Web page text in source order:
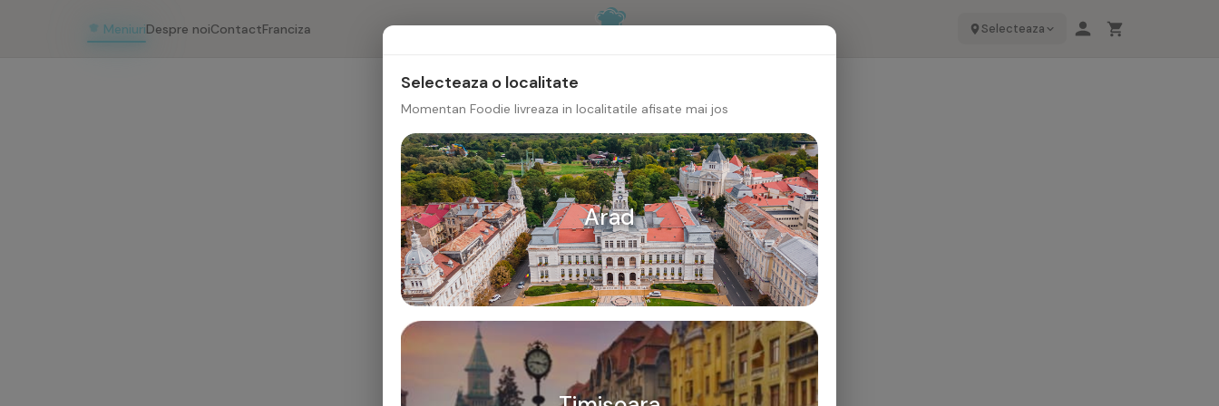
MeniuriDespre noiContactFranciza Selecteaza
Conecteaza-te
Introdu adresa de email pentru a continua
Adresa de email
Selecteaza o localitate
Momentan Foodie livreaza in localitatile afisate mai jos
Arad